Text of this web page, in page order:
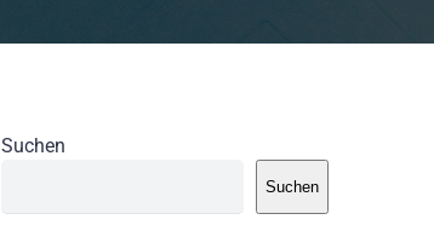
Suchen
Suchen